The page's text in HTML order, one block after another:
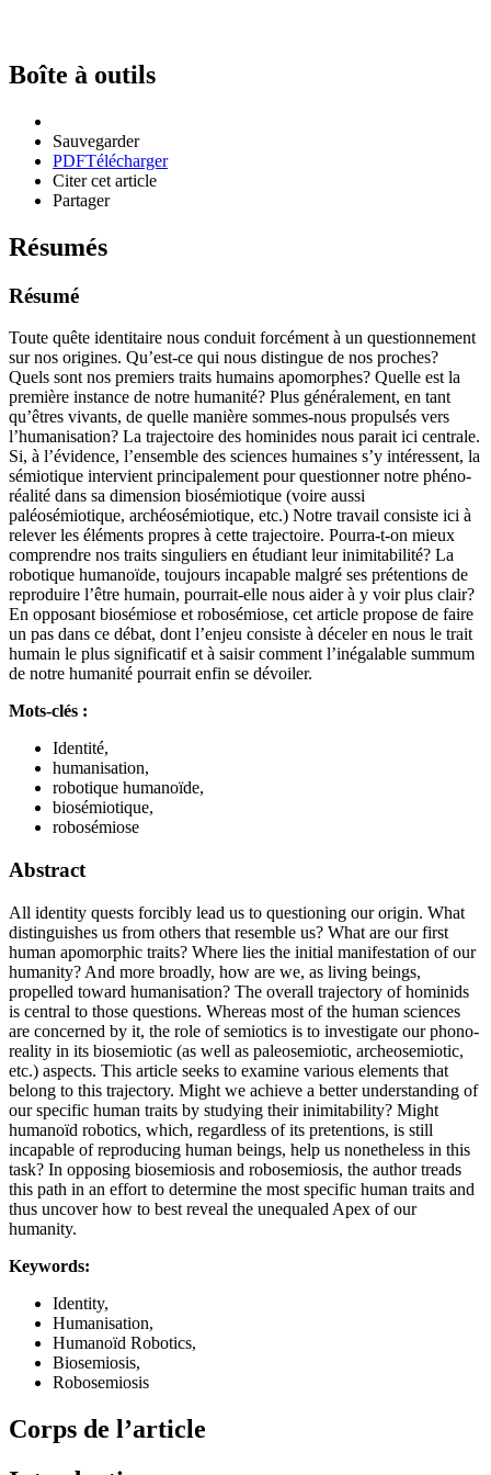
Boîte à outils
Sauvegarder
PDFTélécharger
Citer cet article
Partager
Résumés
Résumé
Toute quête identitaire nous conduit forcément à un questionnement
sur nos origines. Qu’est-ce qui nous distingue de nos proches?
Quels sont nos premiers traits humains apomorphes? Quelle est la
première instance de notre humanité? Plus généralement, en tant
qu’êtres vivants, de quelle manière sommes-nous propulsés vers
l’humanisation? La trajectoire des hominides nous parait ici centrale.
Si, à l’évidence, l’ensemble des sciences humaines s’y intéressent, la
sémiotique intervient principalement pour questionner notre phéno-
réalité dans sa dimension biosémiotique (voire aussi
paléosémiotique, archéosémiotique, etc.) Notre travail consiste ici à
relever les éléments propres à cette trajectoire. Pourra-t-on mieux
comprendre nos traits singuliers en étudiant leur inimitabilité? La
robotique humanoïde, toujours incapable malgré ses prétentions de
reproduire l’être humain, pourrait-elle nous aider à y voir plus clair?
En opposant biosémiose et robosémiose, cet article propose de faire
un pas dans ce débat, dont l’enjeu consiste à déceler en nous le trait
humain le plus significatif et à saisir comment l’inégalable summum
de notre humanité pourrait enfin se dévoiler.
Mots-clés :
Identité,
humanisation,
robotique humanoïde,
biosémiotique,
robosémiose
Abstract
All identity quests forcibly lead us to questioning our origin. What
distinguishes us from others that resemble us? What are our first
human apomorphic traits? Where lies the initial manifestation of our
humanity? And more broadly, how are we, as living beings,
propelled toward humanisation? The overall trajectory of hominids
is central to those questions. Whereas most of the human sciences
are concerned by it, the role of semiotics is to investigate our phono-
reality in its biosemiotic (as well as paleosemiotic, archeosemiotic,
etc.) aspects. This article seeks to examine various elements that
belong to this trajectory. Might we achieve a better understanding of
our specific human traits by studying their inimitability? Might
humanoïd robotics, which, regardless of its pretentions, is still
incapable of reproducing human beings, help us nonetheless in this
task? In opposing biosemiosis and robosemiosis, the author treads
this path in an effort to determine the most specific human traits and
thus uncover how to best reveal the unequaled Apex of our
humanity.
Keywords:
Identity,
Humanisation,
Humanoïd Robotics,
Biosemiosis,
Robosemiosis
Corps de l’article